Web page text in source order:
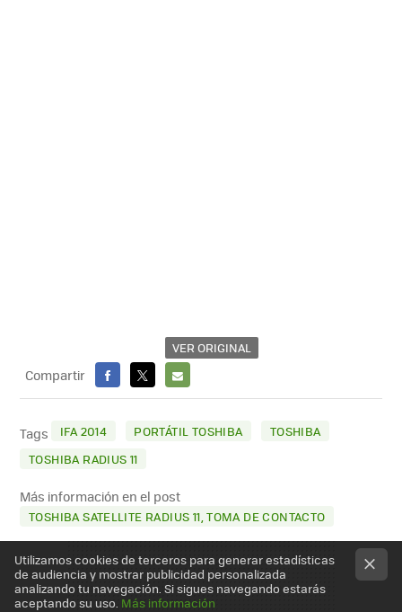
VER ORIGINAL
Compartir
FACEBOOK
X
E-
MAIL
Tags IFA 2014 PORTÁTIL TOSHIBA
TOSHIBA
TOSHIBA RADIUS 11
Más información en el post
TOSHIBA SATELLITE RADIUS 11, TOMA DE CONTACTO
Utilizamos cookies de terceros para generar estadísticas
de audiencia y mostrar publicidad personalizada
analizando tu navegación. Si sigues navegando estarás
aceptando su uso. Más información